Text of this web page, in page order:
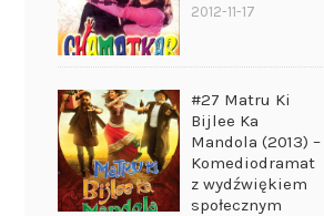
2012-11-17
#27 Matru Ki
Bijlee Ka
Mandola (2013) –
Komediodramat
z wydźwiękiem
społecznym